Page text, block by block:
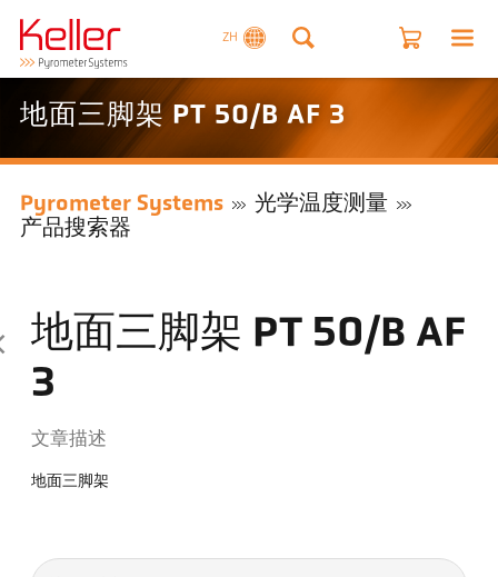
ZH
地面三脚架 PT 50/B AF 3
Pyrometer Systems
光学温度测量
产品搜索器
地面三脚架 PT 50/B AF
3
文章描述
地面三脚架